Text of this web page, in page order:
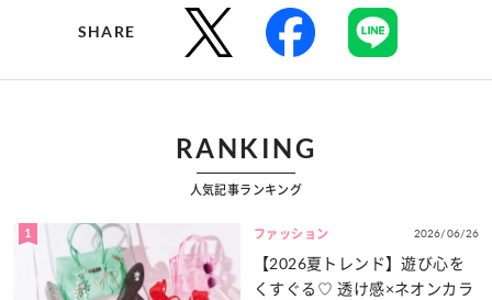
SHARE
RANKING
人気記事ランキング
1 ファッション 2026/06/26
【2026夏トレンド】遊び心を
くすぐる♡ 透け感×ネオンカラ